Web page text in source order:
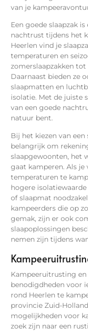
van je
Een goede slaapzak
nachtrust tijdens het
Heerlen vind je
temperaturen en
zomerslaapzakken
Daarnaast bieden ze
slaapmatten en
isolatie. Met de juiste
van een goede
natuur bent.
Bij het kiezen van
belangrijk om
slaapgewoonten, het
gaat kamperen. Als
temperaturen te
hogere
of slaapmat
kampeerders die op
gemak, zijn er ook
slaapoplossingen
nemen zijn tijdens
Kampeeruitrusting
benodigdheden voor
rond Heerlen te
provincie Zuid-
mogelijkheden voor
zoek zijn naar een